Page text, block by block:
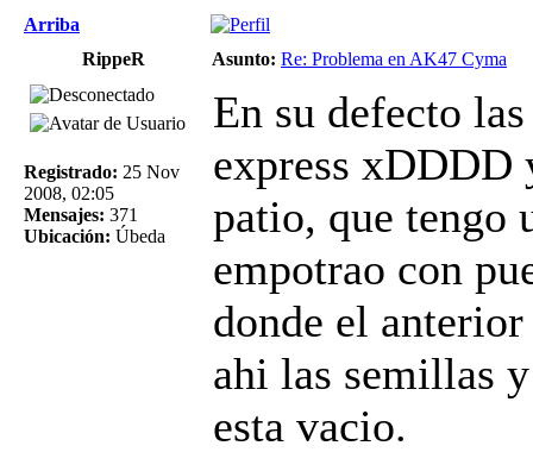
Arriba
RippeR
Asunto: Re: Problema en AK47 Cyma
Registrado: 25 Nov
2008, 02:05
Mensajes: 371
Ubicación: Úbeda
En su defecto
express xDDDD
patio, que tengo
empotrao con
donde el
ahi las semillas
esta vacio.